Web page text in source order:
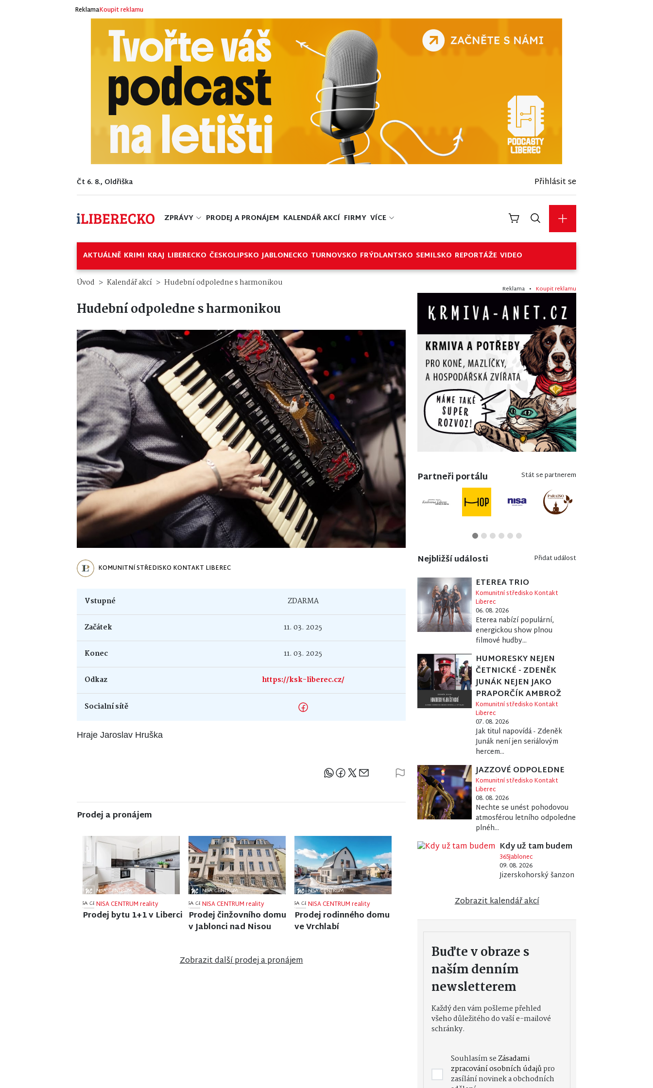
ReklamaKoupit reklamu
Čt 6. 8., Oldřiška Přihlásit se
ZPRÁVY PRODEJ A PRONÁJEM KALENDÁŘ AKCÍ FIRMY VÍCE
AKTUÁLNĚ KRIMI KRAJ LIBERECKO ČESKOLIPSKO JABLONECKO TURNOVSKO FRÝDLANTSKO SEMILSKO REPORTÁŽE VIDEO
Úvod Kalendář akcí Hudební odpoledne s harmonikou
Hudební odpoledne s harmonikou
KOMUNITNÍ STŘEDISKO KONTAKT LIBEREC
Vstupné ZDARMA
Začátek 11. 03. 2025
Konec 11. 03. 2025
Odkaz https://ksk-liberec.cz/
Socialní sítě
Hraje Jaroslav Hruška
Sdílejte článek
Prodej a pronájem
NISA CENTRUM reality
Prodej rodinného domu
NISA CENTRUM reality
Prodej rodinného domu
v Poniklé
NISA CENTRUM reality
Prodej bungalovu v
anglosaském stylu u
Zobrazit další prodej a pronájem
Reklama • Koupit reklamu
Partneři portálu Stát se partnerem
Nejbližší události Přidat událost
ETEREA TRIO
Komunitní středisko Kontakt
Liberec
06. 08. 2026
Eterea nabízí populární,
energickou show plnou
filmové hudby...
HUMORESKY NEJEN
ČETNICKÉ - ZDENĚK
JUNÁK NEJEN JAKO
PRAPORČÍK AMBROŽ
Komunitní středisko Kontakt
Liberec
07. 08. 2026
Jak titul napovídá - Zdeněk
Junák není jen seriálovým
hercem...
JAZZOVÉ ODPOLEDNE
Komunitní středisko Kontakt
Liberec
08. 08. 2026
Nechte se unést pohodovou
atmosférou letního odpoledne
plnéh...
Kdy už tam budem
365Jablonec
09. 08. 2026
Jizerskohorský šanzon
Zobrazit kalendář akcí
Buďte v obraze s
naším denním
newsletterem
Každý den vám pošleme přehled
všeho důležitého do vaší e-mailové
schránky.
Souhlasím seZásadami
zpracování osobních údajůpro
zasílání novinek a obchodních